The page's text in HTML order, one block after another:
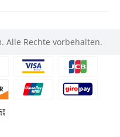
Alle Rechte vorbehalten.